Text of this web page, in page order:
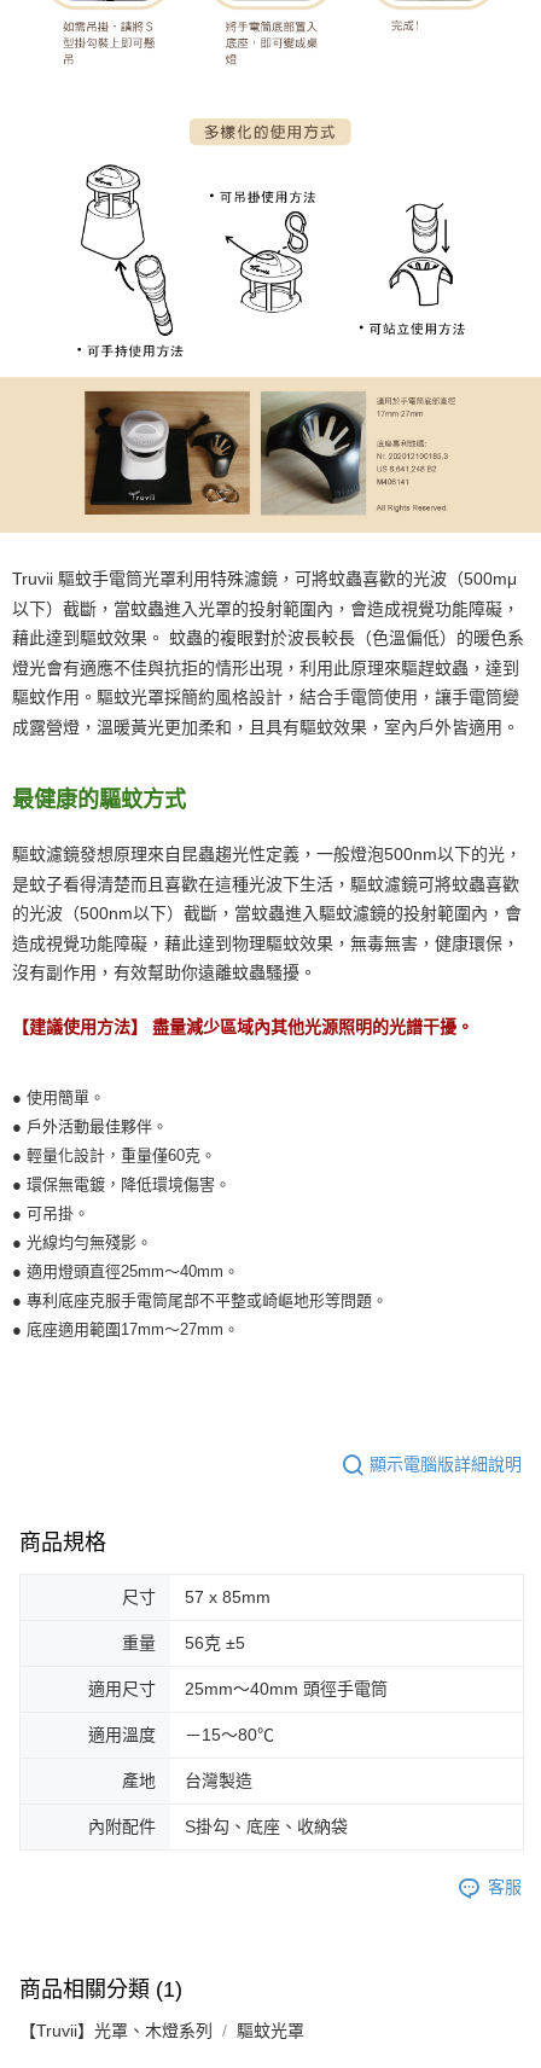
Truvii 驅蚊手電筒光罩利用特殊濾鏡，可將蚊蟲喜歡的光波（500mμ
以下）截斷，當蚊蟲進入光罩的投射範圍內，會造成視覺功能障礙，
藉此達到驅蚊效果。 蚊蟲的複眼對於波長較長（色溫偏低）的暖色系
燈光會有適應不佳與抗拒的情形出現，利用此原理來驅趕蚊蟲，達到
驅蚊作用。驅蚊光罩採簡約風格設計，結合手電筒使用，讓手電筒變
成露營燈，溫暖黃光更加柔和，且具有驅蚊效果，室內戶外皆適用。
最健康的驅蚊方式
驅蚊濾鏡發想原理來自昆蟲趨光性定義，一般燈泡500nm以下的光，
是蚊子看得清楚而且喜歡在這種光波下生活，驅蚊濾鏡可將蚊蟲喜歡
的光波（500nm以下）截斷，當蚊蟲進入驅蚊濾鏡的投射範圍內，會
造成視覺功能障礙，藉此達到物理驅蚊效果，無毒無害，健康環保，
沒有副作用，有效幫助你遠離蚊蟲騷擾。
【建議使用方法】 盡量減少區域內其他光源照明的光譜干擾。
● 使用簡單。
● 戶外活動最佳夥伴。
● 輕量化設計，重量僅60克。
● 環保無電鍍，降低環境傷害。
● 可吊掛。
● 光線均勻無殘影。
● 適用燈頭直徑25mm～40mm。
● 專利底座克服手電筒尾部不平整或崎嶇地形等問題。
● 底座適用範圍17mm～27mm。
顯示電腦版詳細說明
商品規格
尺寸 57 x 85mm
重量 56克 ±5
適用尺寸 25mm～40mm 頭徑手電筒
適用溫度 －15～80℃
產地 台灣製造
內附配件 S掛勾、底座、收納袋
客服
商品相關分類 (1)
【Truvii】光罩、木燈系列 驅蚊光罩